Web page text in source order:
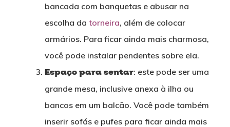
bancada com banquetas e abusar na
escolha da torneira, além de colocar
armários. Para ficar ainda mais charmosa,
você pode instalar pendentes sobre ela.
Espaço para sentar: este pode ser uma
grande mesa, inclusive anexa à ilha ou
bancos em um balcão. Você pode também
inserir sofás e pufes para ficar ainda mais